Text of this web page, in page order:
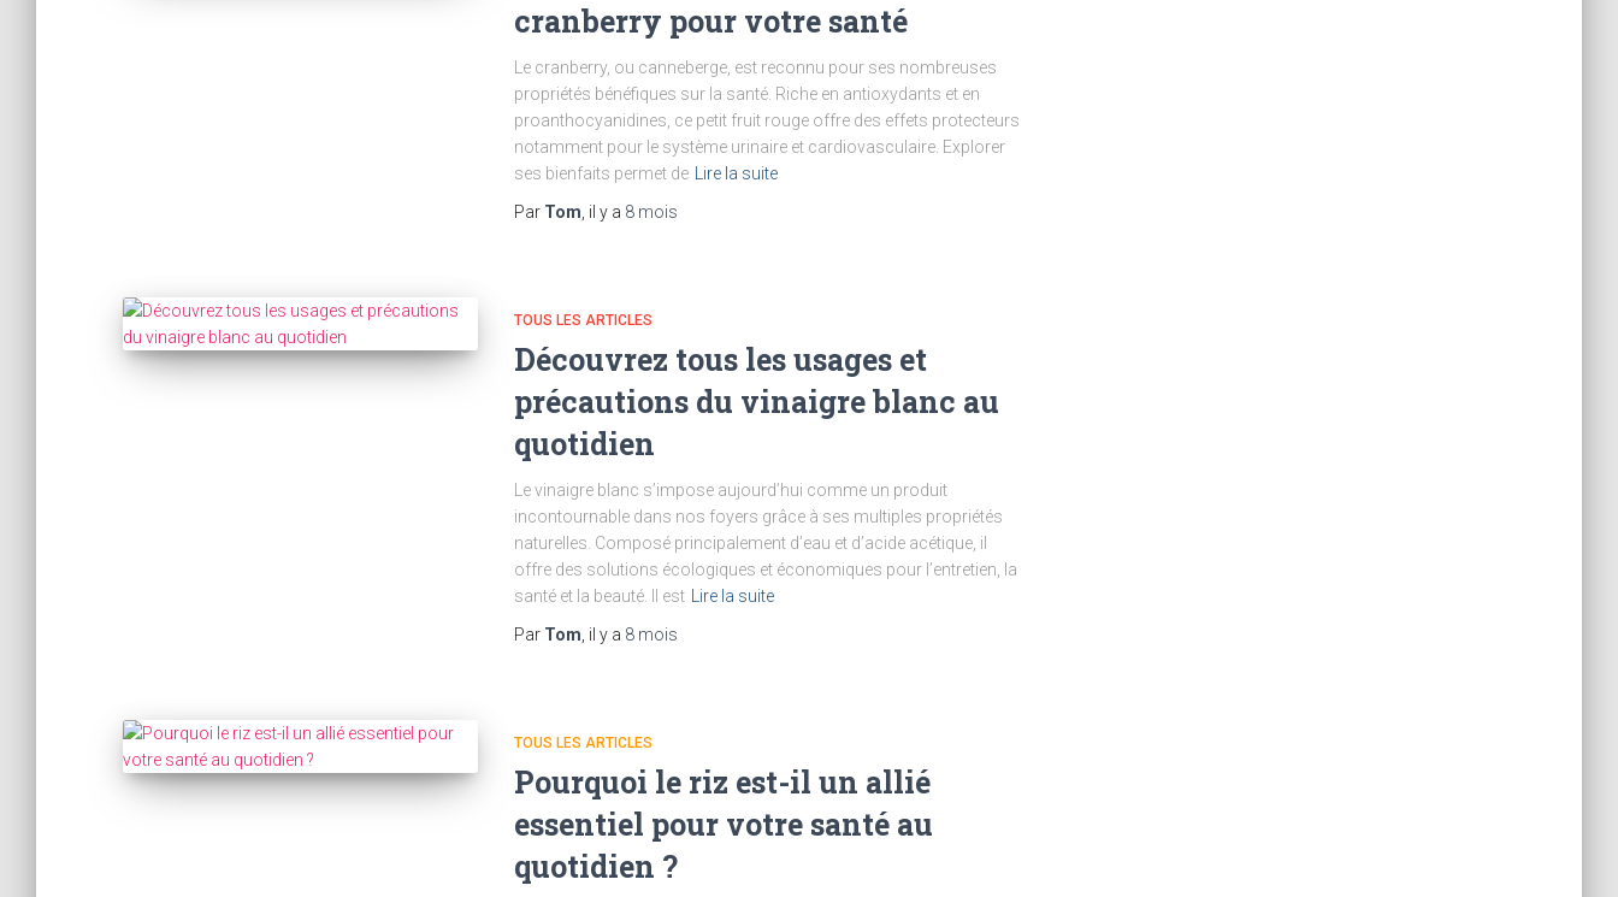
cranberry pour votre santé
Le cranberry, ou canneberge, est reconnu pour ses nombreuses
propriétés bénéfiques sur la santé. Riche en antioxydants et en
proanthocyanidines, ce petit fruit rouge offre des effets protecteurs
notamment pour le système urinaire et cardiovasculaire. Explorer
ses bienfaits permet de
Lire la suite
Par Tom , il y a 8 mois
TOUS LES ARTICLES
Découvrez tous les usages et
précautions du vinaigre blanc au
quotidien
Le vinaigre blanc s’impose aujourd’hui comme un produit
incontournable dans nos foyers grâce à ses multiples propriétés
naturelles. Composé principalement d’eau et d’acide acétique, il
offre des solutions écologiques et économiques pour l’entretien, la
santé et la beauté. Il est
Lire la suite
Par Tom , il y a 8 mois
TOUS LES ARTICLES
Pourquoi le riz est-il un allié
essentiel pour votre santé au
quotidien ?